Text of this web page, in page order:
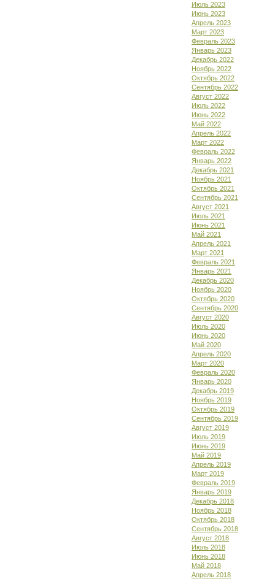
Июль 2023
Июнь 2023
Апрель 2023
Март 2023
Февраль 2023
Январь 2023
Декабрь 2022
Ноябрь 2022
Октябрь 2022
Сентябрь 2022
Август 2022
Июль 2022
Июнь 2022
Май 2022
Апрель 2022
Март 2022
Февраль 2022
Январь 2022
Декабрь 2021
Ноябрь 2021
Октябрь 2021
Сентябрь 2021
Август 2021
Июль 2021
Июнь 2021
Май 2021
Апрель 2021
Март 2021
Февраль 2021
Январь 2021
Декабрь 2020
Ноябрь 2020
Октябрь 2020
Сентябрь 2020
Август 2020
Июль 2020
Июнь 2020
Май 2020
Апрель 2020
Март 2020
Февраль 2020
Январь 2020
Декабрь 2019
Ноябрь 2019
Октябрь 2019
Сентябрь 2019
Август 2019
Июль 2019
Июнь 2019
Май 2019
Апрель 2019
Март 2019
Февраль 2019
Январь 2019
Декабрь 2018
Ноябрь 2018
Октябрь 2018
Сентябрь 2018
Август 2018
Июль 2018
Июнь 2018
Май 2018
Апрель 2018